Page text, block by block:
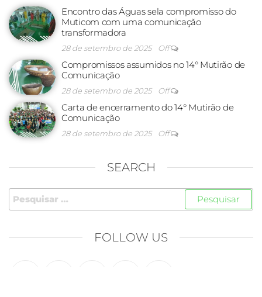
Encontro das Águas sela compromisso do
Muticom com uma comunicação
transformadora
28 de setembro de 2025 Off
Compromissos assumidos no 14° Mutirão de
Comunicação
28 de setembro de 2025 Off
Carta de encerramento do 14° Mutirão de
Comunicação
28 de setembro de 2025 Off
SEARCH
FOLLOW US